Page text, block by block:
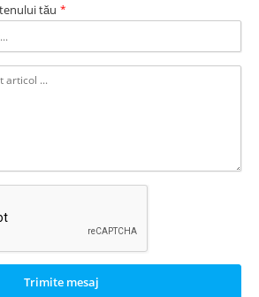
tău *
Trimite mesaj